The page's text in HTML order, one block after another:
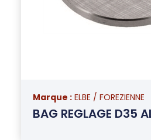
Marque : ELBE / FOREZIENNE
BAG REGLAGE D35